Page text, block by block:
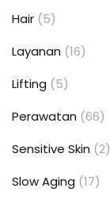
Hair (5)
Layanan (16)
Lifting (5)
Perawatan (66)
Sensitive Skin (2)
Slow Aging (17)